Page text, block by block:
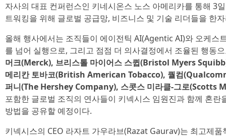
자사의 대표 컨퍼런스인 키네시온스 노스 아메리카를 통해 3
트워킹을 위해 글로벌 공급망, 비즈니스 및 기술 리더들을 한
올해 행사에서는 조직들이 에이전틱 AI(Agentic AI)와 오케스
를 넘어 실행으로, 그리고 점점 더 의사결정에서 조율된 행동
머크(Merck), 브리스톨 마이어스 스큅(Bristol Myers
메리칸 토바코(British American Tobacco), 퀄컴
퍼니(The Hershey Company), 스콧스 미라클-그로(Scotts
포함한 글로벌 조직의 연사들이 키넥시스 임원진과 함께 혼
방법을 공유할 예정이다.
키넥시스의 CEO 라자트 가우라브(Razat Gaurav)는 최고제